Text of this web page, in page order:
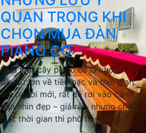
QUAN TRỌNG KHI
CHỌN MUA ĐÀN
PIANO CƠ
Mua một cây piano cơ là khoản
đầu tư lớn về tiền bạc và thời gian.
Với người mới, rất dễ rơi vào cảnh:
đàn nhìn đẹp – giá rẻ – nhưng chơi
một thời gian thì phô tiếng, kẹt...